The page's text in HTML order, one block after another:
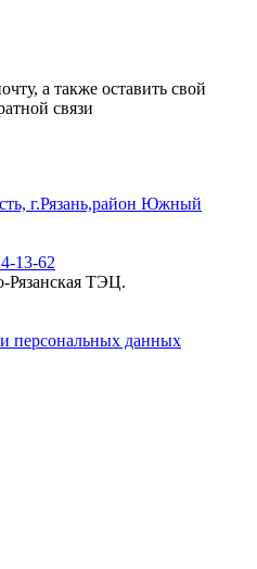
а также оставить свой
связи
г.Рязань,район Южный
13-62
ТЭЦ.
персональных данных